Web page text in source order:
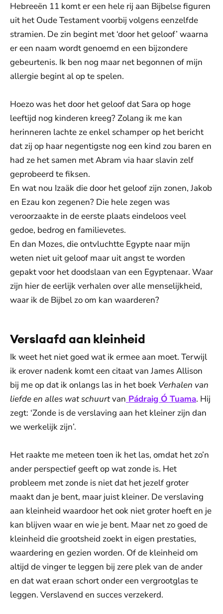
Hebreeën 11 komt er een hele rij aan Bijbelse figuren
uit het Oude Testament voorbij volgens eenzelfde
stramien. De zin begint met ‘door het geloof’ waarna
er een naam wordt genoemd en een bijzondere
gebeurtenis. Ik ben nog maar net begonnen of mijn
allergie begint al op te spelen.
Hoezo was het door het geloof dat Sara op hoge
leeftijd nog kinderen kreeg? Zolang ik me kan
herinneren lachte ze enkel schamper op het bericht
dat zij op haar negentigste nog een kind zou baren en
had ze het samen met Abram via haar slavin zelf
geprobeerd te fiksen.
En wat nou Izaäk die door het geloof zijn zonen, Jakob
en Ezau kon zegenen? Die hele zegen was
veroorzaakte in de eerste plaats eindeloos veel
gedoe, bedrog en familievetes.
En dan Mozes, die ontvluchtte Egypte naar mijn
weten niet uit geloof maar uit angst te worden
gepakt voor het doodslaan van een Egyptenaar. Waar
zijn hier de eerlijk verhalen over alle menselijkheid,
waar ik de Bijbel zo om kan waarderen?
Verslaafd aan kleinheid
Ik weet het niet goed wat ik ermee aan moet. Terwijl
ik erover nadenk komt een citaat van James Allison
bij me op dat ik onlangs las in het boek Verhalen van
liefde en alles wat schuurtvan Pádraig Ó Tuama. Hij
zegt: ‘Zonde is de verslaving aan het kleiner zijn dan
we werkelijk zijn’.
Het raakte me meteen toen ik het las, omdat het zo’n
ander perspectief geeft op wat zonde is. Het
probleem met zonde is niet dat het jezelf groter
maakt dan je bent, maar juist kleiner. De verslaving
aan kleinheid waardoor het ook niet groter hoeft en je
kan blijven waar en wie je bent. Maar net zo goed de
kleinheid die grootsheid zoekt in eigen prestaties,
waardering en gezien worden. Of de kleinheid om
altijd de vinger te leggen bij zere plek van de ander
en dat wat eraan schort onder een vergrootglas te
leggen. Verslavend en succes verzekerd.